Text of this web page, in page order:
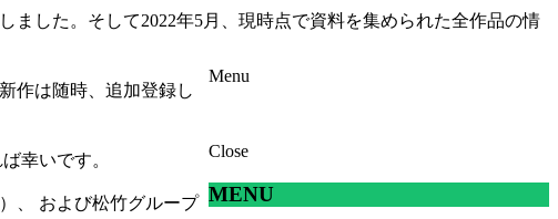
Menu
Close
MENU
ました。そして2022年5月、現時点で資料を集められた全作品の情
作は随時、追加登録し
幸いです。
、 および松竹グループ